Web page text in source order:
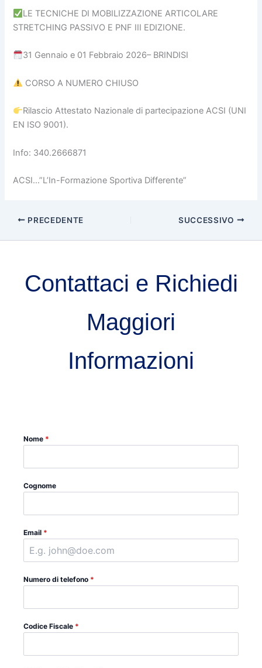
LE TECNICHE DI MOBILIZZAZIONE ARTICOLARE
STRETCHING PASSIVO E PNF III EDIZIONE.
31 Gennaio e 01 Febbraio 2026– BRINDISI
CORSO A NUMERO CHIUSO
Rilascio Attestato Nazionale di partecipazione ACSI (UNI
EN ISO 9001).
Info: 340.2666871
ACSI…”L’In-Formazione Sportiva Differente”
PRECEDENTE SUCCESSIVO
Contattaci e Richiedi
Maggiori
Informazioni
Nome *
Cognome
Email *
Numero di telefono *
Codice Fiscale *